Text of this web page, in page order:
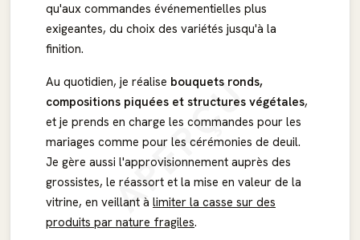
APERÇU
qu'aux commandes événementielles plus
exigeantes, du choix des variétés jusqu'à la
finition.
Au quotidien, je réalise bouquets ronds,
compositions piquées et structures végétales,
et je prends en charge les commandes pour les
mariages comme pour les cérémonies de deuil.
Je gère aussi l'approvisionnement auprès des
grossistes, le réassort et la mise en valeur de la
vitrine, en veillant à limiter la casse sur des
produits par nature fragiles.